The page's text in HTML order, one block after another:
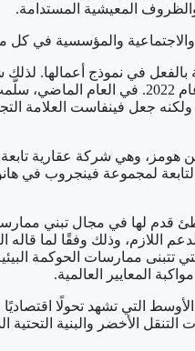
المعيشية المستدامة.
والاجتماعية والمؤسسية في كل
بالفعل في نموذج أعمالها.
عملاقة راسخة، ولكنه جعل
فين هومز، وهي شركة عقارية
لمجموعة فينجروب في
تُمثل نحو 97% من الشركات المحلية، تبحث عن
لا تعرف مصادر الحصول على الدعم
ممارسات الحوكمة
المعايير العالمية.
التي تشهد تحولًا اقتصاديًا
حكومات الشرق الأوسط بكثافة في مجالات